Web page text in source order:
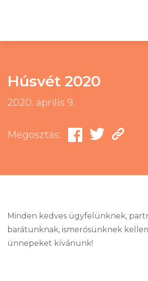
Húsvét 2020
2020. április 9.
Megosztás:
Minden kedves ügyfelünknek,
barátunknak, ismerősünknek
ünnepeket kívánunk!